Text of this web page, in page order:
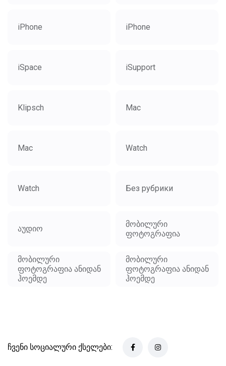
iPhone iPhone
iSpace iSupport
Klipsch Mac
Mac Watch
Watch Без рубрики
აუდიო
მობილური
ფოტოგრაფია
მობილური
ფოტოგრაფია ანიდან
ჰოემდე
მობილური
ფოტოგრაფია ანიდან
ჰოემდე
ჩვენი სოციალური ქსელები: